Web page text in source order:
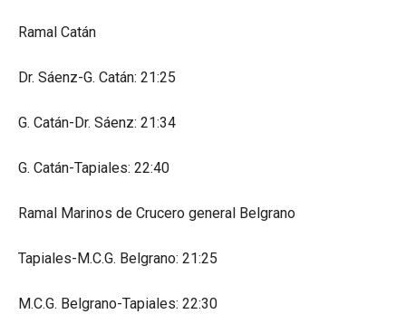
Ramal Catán
Dr. Sáenz-G. Catán: 21:25
G. Catán-Dr. Sáenz: 21:34
G. Catán-Tapiales: 22:40
Ramal Marinos de Crucero general Belgrano
Tapiales-M.C.G. Belgrano: 21:25
M.C.G. Belgrano-Tapiales: 22:30